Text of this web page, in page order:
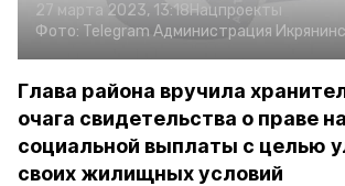
27 марта 2023, 13:18Нацпроекты
Фото: Telegram Администрация
Глава района вручила
очага свидетельства о праве
социальной выплаты с целью
своих жилищных условий